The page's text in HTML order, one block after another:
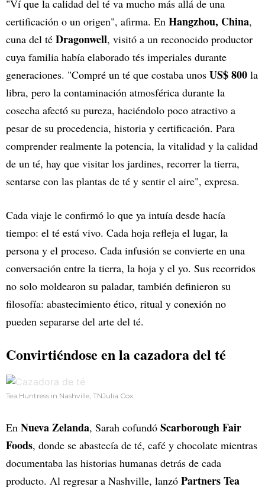
"Ví que la calidad del té va mucho más allá de una
certificación o un origen", afirma. En Hangzhou, China,
cuna del té Dragonwell, visitó a un reconocido productor
cuya familia había elaborado tés imperiales durante
generaciones. "Compré un té que costaba unos US$ 800 la
libra, pero la contaminación atmosférica durante la
cosecha afectó su pureza, haciéndolo poco atractivo a
pesar de su procedencia, historia y certificación. Para
comprender realmente la potencia, la vitalidad y la calidad
de un té, hay que visitar los jardines, recorrer la tierra,
sentarse con las plantas de té y sentir el aire", expresa.
Cada viaje le confirmó lo que ya intuía desde hacía
tiempo: el té está vivo. Cada hoja refleja el lugar, la
persona y el proceso. Cada infusión se convierte en una
conversación entre la tierra, la hoja y el yo. Sus recorridos
no solo moldearon su paladar, también definieron su
filosofía: abastecimiento ético, ritual y conexión no
pueden separarse del arte del té.
Convirtiéndose en la cazadora del té
Tea Huntress in Nashville, TNJulia Cox.
En Nueva Zelanda, Sarah cofundó Scarborough Fair
Foods, donde se abastecía de té, café y chocolate mientras
documentaba las historias humanas detrás de cada
producto. Al regresar a Nashville, lanzó Partners Tea